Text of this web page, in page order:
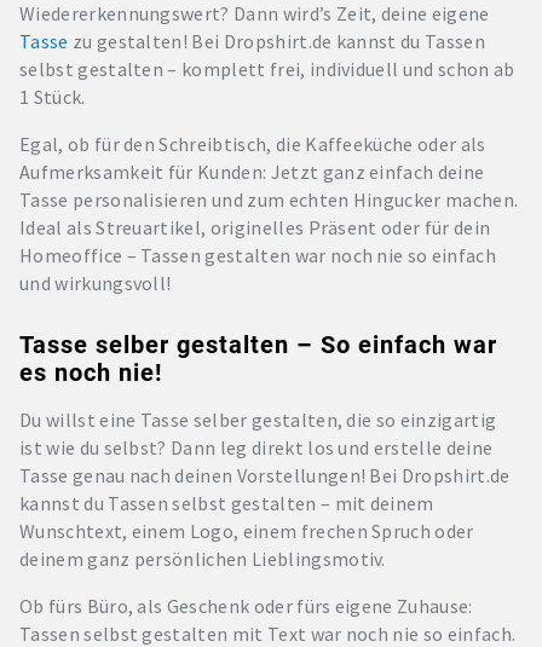
Wiedererkennungswert? Dann wird’s Zeit, deine eigene
Tasse zu gestalten! Bei Dropshirt.de kannst du Tassen
selbst gestalten – komplett frei, individuell und schon ab
1 Stück.
Egal, ob für den Schreibtisch, die Kaffeeküche oder als
Aufmerksamkeit für Kunden: Jetzt ganz einfach deine
Tasse personalisieren und zum echten Hingucker machen.
Ideal als Streuartikel, originelles Präsent oder für dein
Homeoffice – Tassen gestalten war noch nie so einfach
und wirkungsvoll!
Tasse selber gestalten – So einfach war
es noch nie!
Du willst eine Tasse selber gestalten, die so einzigartig
ist wie du selbst? Dann leg direkt los und erstelle deine
Tasse genau nach deinen Vorstellungen! Bei Dropshirt.de
kannst du Tassen selbst gestalten – mit deinem
Wunschtext, einem Logo, einem frechen Spruch oder
deinem ganz persönlichen Lieblingsmotiv.
Ob fürs Büro, als Geschenk oder fürs eigene Zuhause:
Tassen selbst gestalten mit Text war noch nie so einfach.